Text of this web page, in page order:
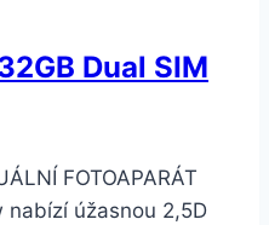
Dual SIM
FOTOAPARÁT
nabízí úžasnou 2,5D